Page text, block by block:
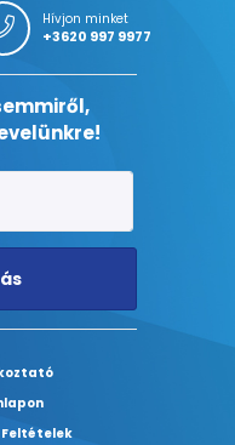
Hívjon minket
+3620 997 9977
Feltételek